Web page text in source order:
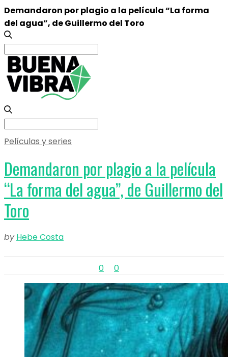
Demandaron por plagio a la película “La forma
del agua”, de Guillermo del Toro
Search
for:
Search
Películas y series
Demandaron por plagio a la película
“La forma del agua”, de Guillermo del
Toro
by Hebe Costa
0 0